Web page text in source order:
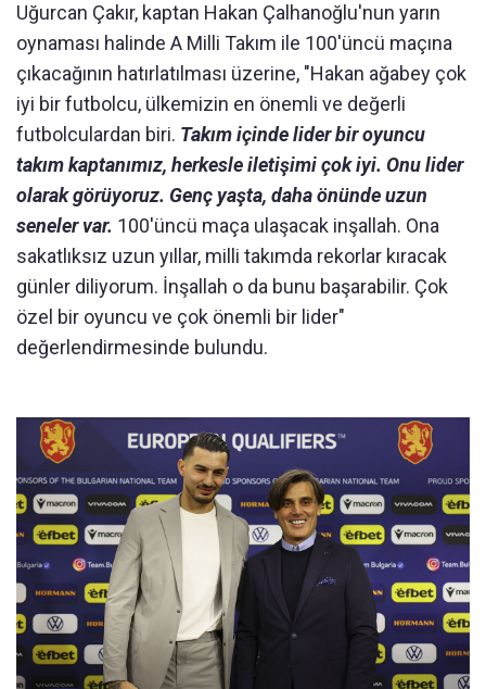
Uğurcan Çakır, kaptan Hakan Çalhanoğlu'nun yarın
oynaması halinde A Milli Takım ile 100'üncü maçına
çıkacağının hatırlatılması üzerine, "Hakan ağabey çok
iyi bir futbolcu, ülkemizin en önemli ve değerli
futbolculardan biri. Takım içinde lider bir oyuncu
takım kaptanımız, herkesle iletişimi çok iyi. Onu lider
olarak görüyoruz. Genç yaşta, daha önünde uzun
seneler var. 100'üncü maça ulaşacak inşallah. Ona
sakatlıksız uzun yıllar, milli takımda rekorlar kıracak
günler diliyorum. İnşallah o da bunu başarabilir. Çok
özel bir oyuncu ve çok önemli bir lider"
değerlendirmesinde bulundu.